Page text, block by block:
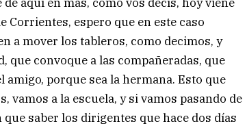
Corrientes, espero que en este caso
a mover los tableros, como decimos, y
que convoque a las compañeradas, que
porque sea la hermana. Esto que
a la escuela, y si vamos pasando de
saber los dirigentes que hace dos días